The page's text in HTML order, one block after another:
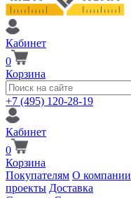
Кабинет
0
Корзина
+7 (495) 120-28-19
Кабинет
0
Корзина
Покупателям О компании
проекты Доставка